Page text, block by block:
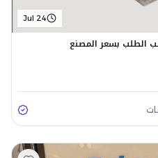
Jul 24
الطلب بسعر المصنع